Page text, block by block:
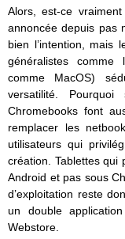
Alors, est-ce
annoncée depuis pas
bien l’intention, mais
généralistes
comme MacOS)
versatilité.
Chromebooks font
remplacer les
utilisateurs qui
création. Tablettes qui
Android et pas sous
d’exploitation reste
un double
Webstore.